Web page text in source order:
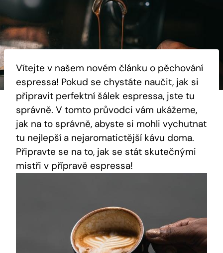
Vítejte v našem novém článku o pěchování
espressa! Pokud se chystáte naučit, jak si
připravit perfektní šálek espressa, jste tu
správně. V tomto průvodci vám ukážeme,
jak na to správně, abyste si mohli vychutnat
tu nejlepší a nejaromatictější kávu doma.
Připravte se na to, jak se stát skutečnými
mistři v přípravě espressa!